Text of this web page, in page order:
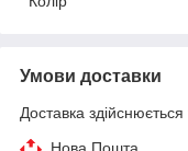
Умови доставки
Доставка здійснюється
Нова Пошта